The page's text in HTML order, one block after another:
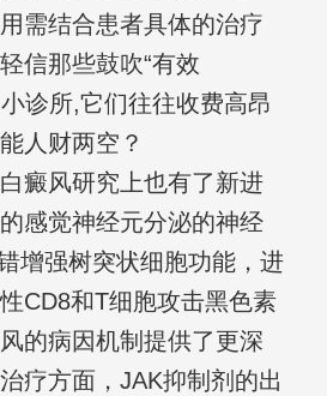
需结合患者具体的治疗
信那些鼓吹“有效
小诊所,它们往往收费高昂
人财两空？
癜风研究上也有了新进
感觉神经元分泌的神经
增强树突状细胞功能，进
CD8和T细胞攻击黑色素
的病因机制提供了更深
疗方面，JAK抑制剂的出